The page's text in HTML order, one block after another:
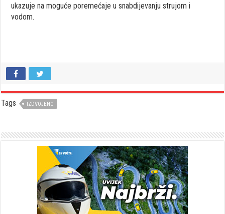
ukazuje na moguće poremećaje u snabdijevanju strujom i
vodom.
Tags IZDVOJENO